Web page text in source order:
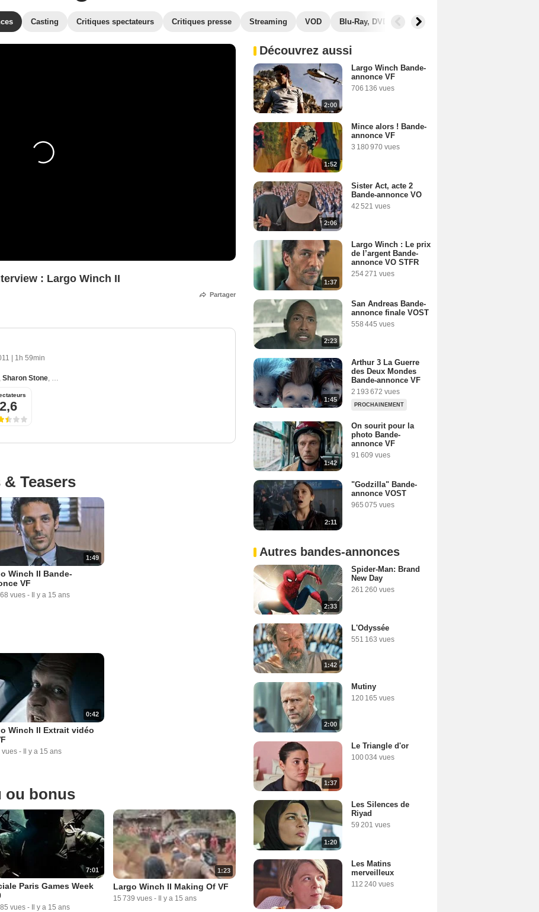
Casting Critiques spectateurs Critiques presse Streaming VOD Blu-Ray, DVD Photos
: Largo Winch II
Partager
1h 59min
, Sharon Stone, Ulrich Tukur Olivier Barthelemy
2,6
Teasers
1:49
Winch II Bande-
VF
vues - Il y a 15 ans
0:42
Winch II Extrait vidéo
vues - Il y a 15 ans
ou bonus
7:01
Paris Games Week
vues - Il y a 15 ans
1:23
Largo Winch II Making Of VF
15 739 vues - Il y a 15 ans
Découvrez aussi
2:00
Largo Winch Bande-
annonce VF
706 136 vues
1:52
Mince alors ! Bande-
annonce VF
3 180 970 vues
2:06
Sister Act, acte 2
Bande-annonce VO
42 521 vues
1:37
Largo Winch : Le prix
de l’argent Bande-
annonce VO STFR
254 271 vues
2:23
San Andreas Bande-
annonce finale VOST
558 445 vues
1:45
Arthur 3 La Guerre
des Deux Mondes
Bande-annonce VF
2 193 672 vues
PROCHAINEMENT
1:42
On sourit pour la
photo Bande-
annonce VF
91 609 vues
2:11
"Godzilla" Bande-
annonce VOST
965 075 vues
Autres bandes-annonces
2:33
Spider-Man: Brand
New Day
261 260 vues
1:42
L'Odyssée
551 163 vues
2:00
Mutiny
120 165 vues
1:37
Le Triangle d'or
100 034 vues
1:20
Les Silences de
Riyad
59 201 vues
Les Matins
merveilleux
112 240 vues